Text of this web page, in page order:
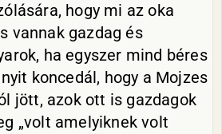
hogy mi az oka
vannak gazdag és
ha egyszer mind béres
koncedál, hogy a Mojzes
jött, azok ott is gazdagok
„volt amelyiknek volt